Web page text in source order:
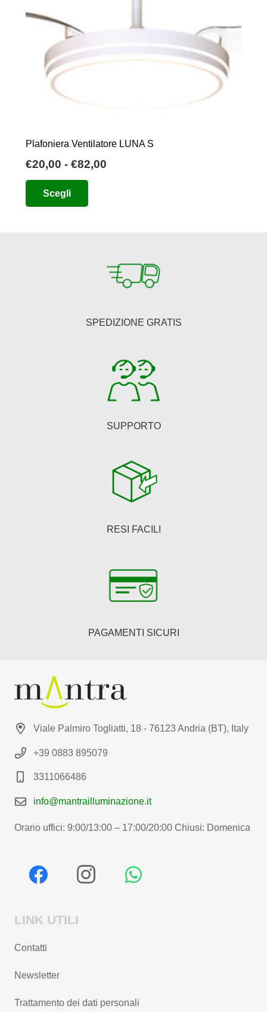
Plafoniera Ventilatore LUNA S
€20,00 - €82,00
Scegli
opzioni
pagina
prodotto
SPEDIZIONE GRATIS
SUPPORTO
RESI FACILI
PAGAMENTI SICURI
Viale Palmiro Togliatti, 18 - 76123 Andria (BT), Italy
+39 0883 895079
3311066486
info@mantrailluminazione.it
Orario uffici: 9:00/13:00 – 17:00/20:00 Chiusi: Domenica
LINK UTILI
Contatti
Newsletter
Trattamento dei dati personali